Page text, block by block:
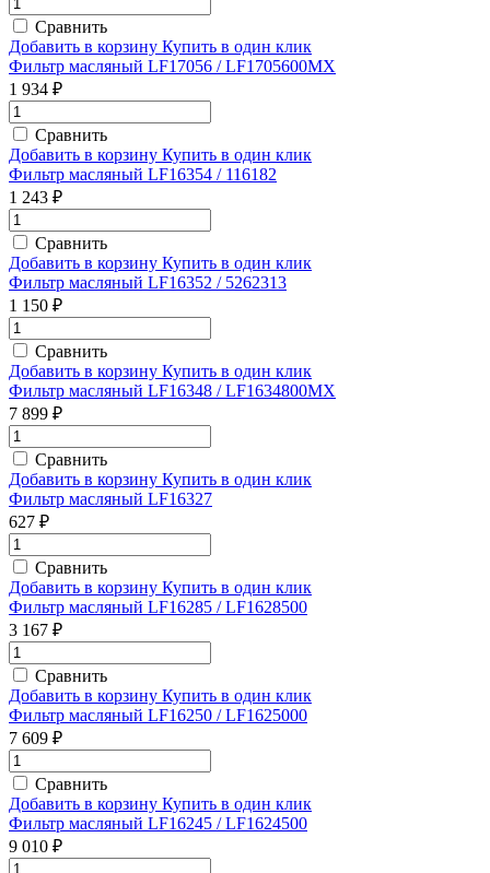
Сравнить
Добавить в корзину Купить в один клик
Фильтр масляный LF17056 / LF1705600MX
1 934 ₽
Сравнить
Добавить в корзину Купить в один клик
Фильтр масляный LF16354 / 116182
1 243 ₽
Сравнить
Добавить в корзину Купить в один клик
Фильтр масляный LF16352 / 5262313
1 150 ₽
Сравнить
Добавить в корзину Купить в один клик
Фильтр масляный LF16348 / LF1634800MX
7 899 ₽
Сравнить
Добавить в корзину Купить в один клик
Фильтр масляный LF16327
627 ₽
Сравнить
Добавить в корзину Купить в один клик
Фильтр масляный LF16285 / LF1628500
3 167 ₽
Сравнить
Добавить в корзину Купить в один клик
Фильтр масляный LF16250 / LF1625000
7 609 ₽
Сравнить
Добавить в корзину Купить в один клик
Фильтр масляный LF16245 / LF1624500
9 010 ₽